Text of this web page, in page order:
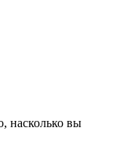
насколько вы